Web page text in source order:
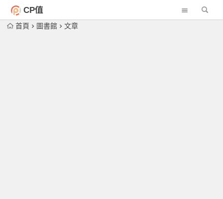
CP值
首頁 圖書館 文章